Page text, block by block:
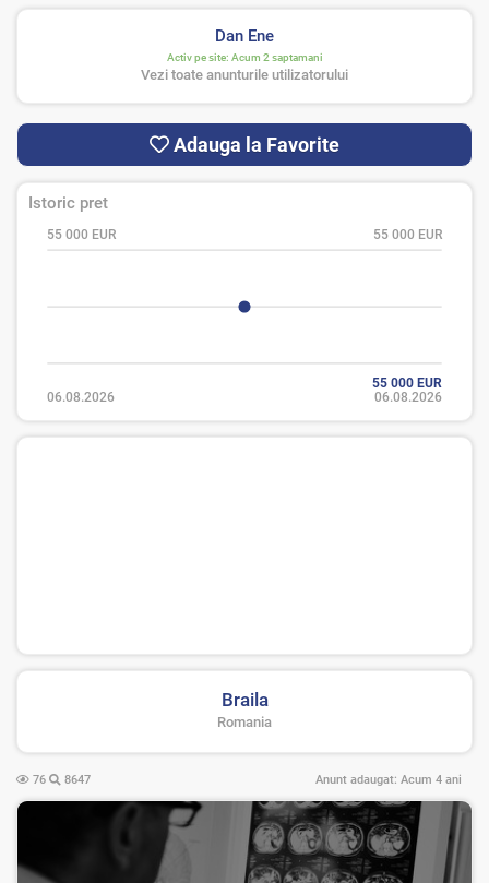
Dan Ene
Activ pe site: Acum 2 saptamani
Vezi toate anunturile utilizatorului
Adauga la Favorite
Istoric pret
55 000 EUR 55 000 EUR
55 000 EUR
06.08.2026
06.08.2026
Braila
Romania
76 8647 Anunt adaugat: Acum 4 ani